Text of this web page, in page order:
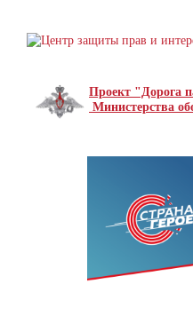
Проект "Дорога
Министерства